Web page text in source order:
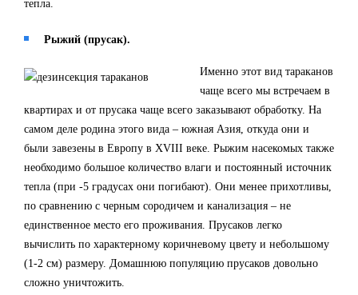
тепла.
Рыжий (прусак).
Именно этот вид тараканов
чаще всего мы встречаем в
квартирах и от прусака чаще всего заказывают обработку. На
самом деле родина этого вида – южная Азия, откуда они и
были завезены в Европу в XVIII веке. Рыжим насекомых также
необходимо большое количество влаги и постоянный источник
тепла (при -5 градусах они погибают). Они менее прихотливы,
по сравнению с черным сородичем и канализация – не
единственное место его проживания. Прусаков легко
вычислить по характерному коричневому цвету и небольшому
(1-2 см) размеру. Домашнюю популяцию прусаков довольно
сложно уничтожить.